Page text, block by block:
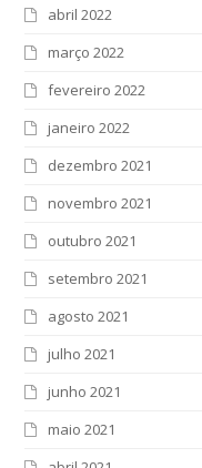
abril 2022
março 2022
fevereiro 2022
janeiro 2022
dezembro 2021
novembro 2021
outubro 2021
setembro 2021
agosto 2021
julho 2021
junho 2021
maio 2021